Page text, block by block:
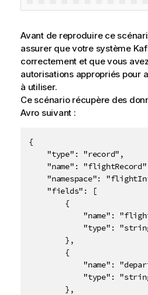
Avant de reproduire ce
assurer que votre système
correctement et que vous
autorisations appropriés pour
à utiliser.
Ce scénario récupère des
Avro suivant :
{
    "type": "record",
"name":
"namespace":
    "fields": [
        {
"name":
"type":
        },
        {
"name":
"type":
        },